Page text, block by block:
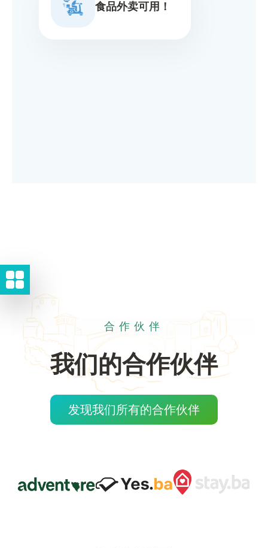
食品外卖可用！
合作伙伴
我们的合作伙伴
发现我们所有的合作伙伴